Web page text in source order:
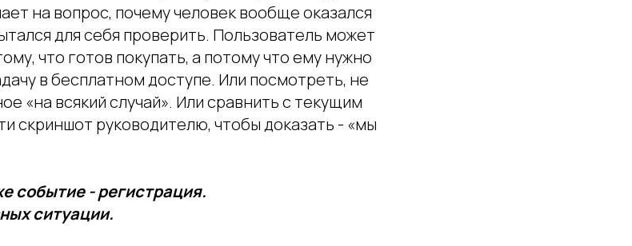
на вопрос, почему человек вообще оказался
для себя проверить. Пользователь может
что готов покупать, а потому что ему нужно
в бесплатном доступе. Или посмотреть, не
«на всякий случай». Или сравнить с текущим
скриншот руководителю, чтобы доказать - «мы
событие - регистрация.
ситуации.